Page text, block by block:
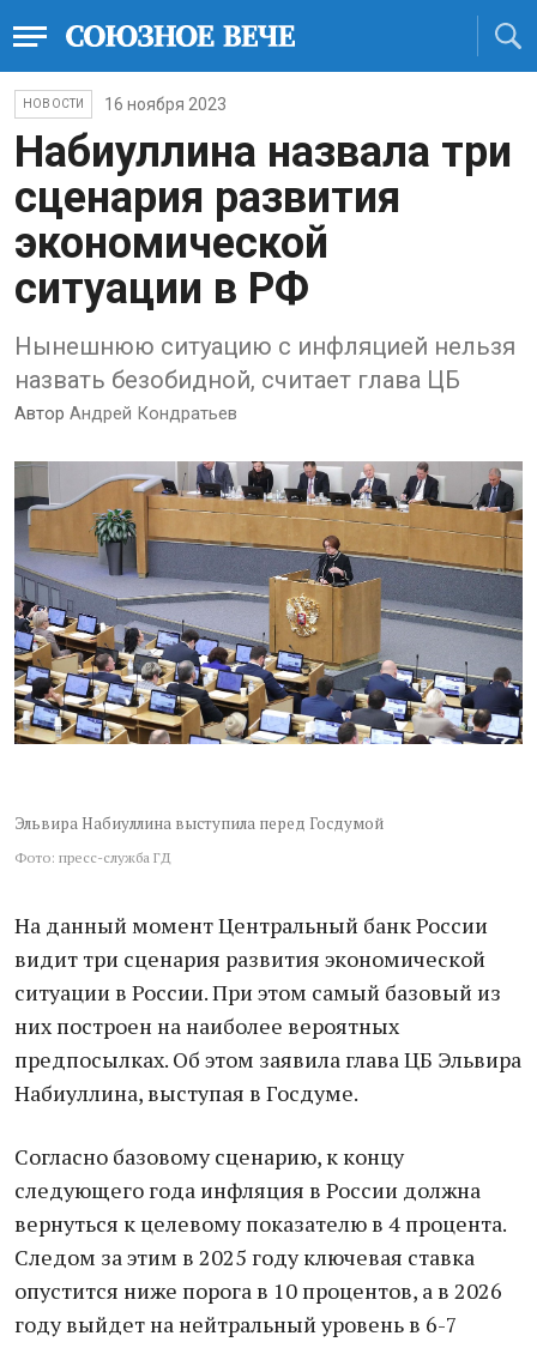
НОВОСТИ 16 ноября 2023
Набиуллина назвала три
сценария развития
экономической
ситуации в РФ
Нынешнюю ситуацию с инфляцией нельзя
назвать безобидной, считает глава ЦБ
Автор Андрей Кондратьев
Эльвира Набиуллина выступила перед Госдумой
Фото: пресс-служба ГД
На данный момент Центральный банк России
видит три сценария развития экономической
ситуации в России. При этом самый базовый из
них построен на наиболее вероятных
предпосылках. Об этом заявила глава ЦБ Эльвира
Набиуллина, выступая в Госдуме.
Согласно базовому сценарию, к концу
следующего года инфляция в России должна
вернуться к целевому показателю в 4 процента.
Следом за этим в 2025 году ключевая ставка
опустится ниже порога в 10 процентов, а в 2026
году выйдет на нейтральный уровень в 6-7